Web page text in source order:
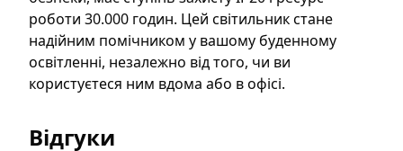
роботи 30.000 годин. Цей світильник стане
надійним помічником у вашому буденному
освітленні, незалежно від того, чи ви
користуєтеся ним вдома або в офісі.
Відгуки